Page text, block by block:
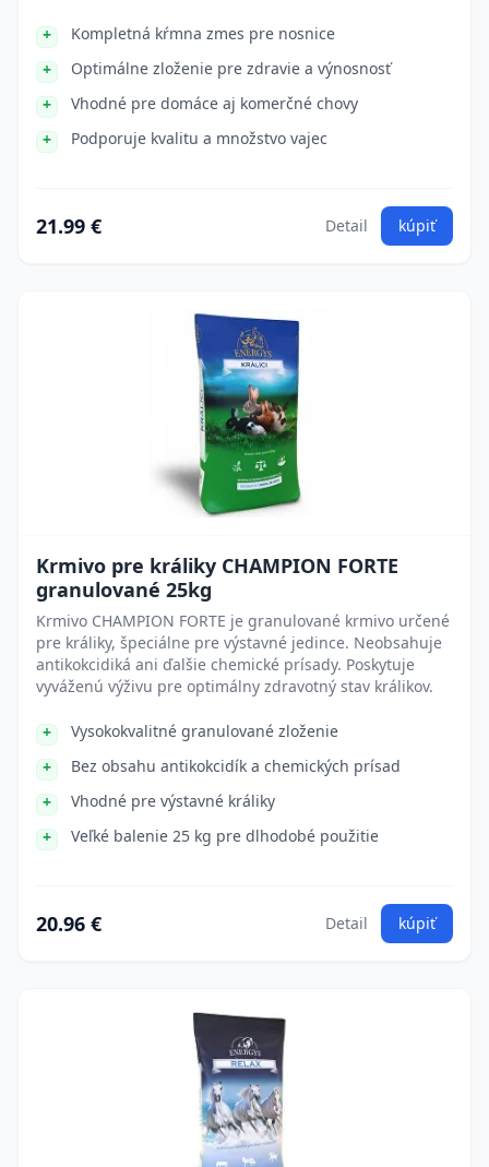
Kompletná kŕmna zmes pre nosnice
Optimálne zloženie pre zdravie a výnosnosť
Vhodné pre domáce aj komerčné chovy
Podporuje kvalitu a množstvo vajec
21.99 € Detail kúpiť
Krmivo pre králiky CHAMPION FORTE
granulované 25kg
Krmivo CHAMPION FORTE je granulované krmivo určené
pre králiky, špeciálne pre výstavné jedince. Neobsahuje
antikokcidiká ani ďalšie chemické prísady. Poskytuje
vyváženú výživu pre optimálny zdravotný stav králikov.
Vysokokvalitné granulované zloženie
Bez obsahu antikokcidík a chemických prísad
Vhodné pre výstavné králiky
Veľké balenie 25 kg pre dlhodobé použitie
20.96 € Detail kúpiť